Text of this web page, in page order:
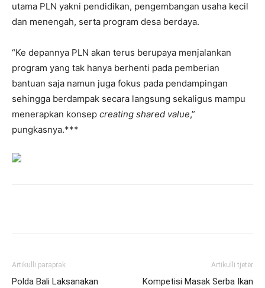
utama PLN yakni pendidikan, pengembangan usaha kecil
dan menengah, serta program desa berdaya.
“Ke depannya PLN akan terus berupaya menjalankan
program yang tak hanya berhenti pada pemberian
bantuan saja namun juga fokus pada pendampingan
sehingga berdampak secara langsung sekaligus mampu
menerapkan konsep creating shared value,”
pungkasnya.***
Artikulli paraprak
Polda Bali Laksanakan
Artikulli tjetër
Kompetisi Masak Serba Ikan